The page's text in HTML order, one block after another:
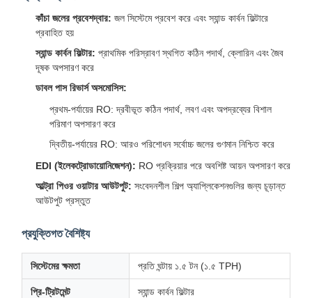
কাঁচা জলের প্রবেশদ্বার: জল সিস্টেমে প্রবেশ করে এবং স্যান্ড কার্বন ফিল্টারে
প্রবাহিত হয়
স্যান্ড কার্বন ফিল্টার: প্রাথমিক পরিস্রাবণ স্থগিত কঠিন পদার্থ, ক্লোরিন এবং জৈব
দূষক অপসারণ করে
ডাবল পাস রিভার্স অসমোসিস:
প্রথম-পর্যায়ের RO: দ্রবীভূত কঠিন পদার্থ, লবণ এবং অপদ্রব্যের বিশাল
পরিমাণ অপসারণ করে
দ্বিতীয়-পর্যায়ের RO: আরও পরিশোধন সর্বোচ্চ জলের গুণমান নিশ্চিত করে
EDI (ইলেকট্রোডায়োনিজেশন): RO প্রক্রিয়ার পরে অবশিষ্ট আয়ন অপসারণ করে
আল্ট্রা পিওর ওয়াটার আউটপুট: সংবেদনশীল শিল্প অ্যাপ্লিকেশনগুলির জন্য চূড়ান্ত
আউটপুট প্রস্তুত
প্রযুক্তিগত বৈশিষ্ট্য
সিস্টেমের ক্ষমতা প্রতি ঘন্টায় ১.৫ টন (১.৫ TPH)
প্রি-ট্রিটমেন্ট স্যান্ড কার্বন ফিল্টার